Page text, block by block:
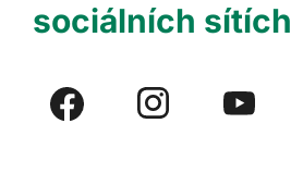
sociálních sítích